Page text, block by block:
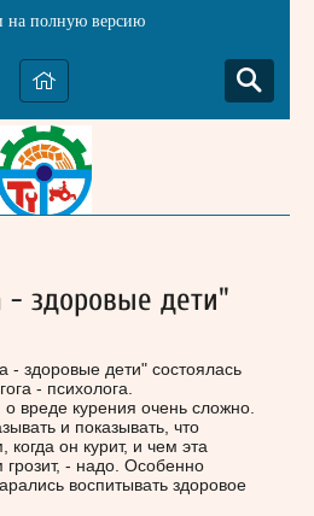
на полную версию
здоровые дети"
здоровые дети" состоялась
- психолога.
о вреде курения очень сложно.
и показывать, что
когда он курит, и чем эта
- надо. Особенно
воспитывать здоровое